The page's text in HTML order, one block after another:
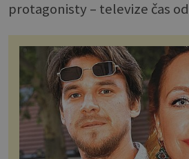
protagonisty – televize čas